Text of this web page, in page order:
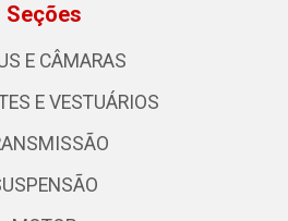
Seções
E CÂMARAS
E VESTUÁRIOS